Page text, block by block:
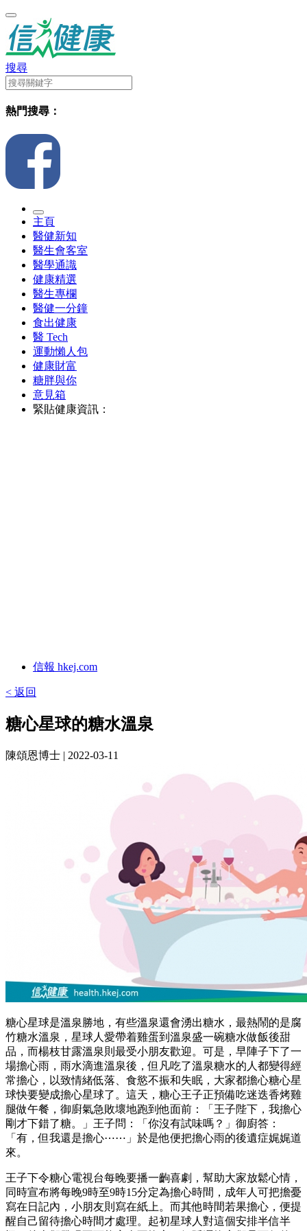
搜尋
熱門搜尋：
主頁
醫健新知
醫生會客室
醫學通識
健康精選
醫生專欄
醫健一分鐘
食出健康
醫 Tech
運動懶人包
健康財富
糖胖與你
意見箱
緊貼健康資訊：
信報 hkej.com
< 返回
糖心星球的糖水溫泉
陳頌恩博士 | 2022-03-11
糖心星球是溫泉勝地，有些溫泉還會湧出糖水，最熱鬧的是腐
竹糖水溫泉，星球人愛帶着雞蛋到溫泉盛一碗糖水做飯後甜
品，而楊枝甘露溫泉則最受小朋友歡迎。可是，早陣子下了一
場擔心雨，雨水滴進溫泉後，但凡吃了溫泉糖水的人都變得經
常擔心，以致情緒低落、食慾不振和失眠，大家都擔心糖心星
球快要變成擔心星球了。這天，糖心王子正預備吃迷迭香烤雞
腿做午餐，御廚氣急敗壞地跑到他面前：「王子陛下，我擔心
剛才下錯了糖。」王子問：「你沒有試味嗎？」御廚答：
「有，但我還是擔心⋯⋯」於是他便把擔心雨的後遺症娓娓道
來。
王子下令糖心電視台每晚要播一齣喜劇，幫助大家放鬆心情，
同時宣布將每晚9時至9時15分定為擔心時間，成年人可把擔憂
寫在日記內，小朋友則寫在紙上。而其他時間若果擔心，便提
醒自己留待擔心時間才處理。起初星球人對這個安排半信半